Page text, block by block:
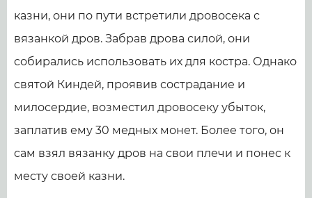
казни, они по пути встретили дровосека с
вязанкой дров. Забрав дрова силой, они
собирались использовать их для костра. Однако
святой Киндей, проявив сострадание и
милосердие, возместил дровосеку убыток,
заплатив ему 30 медных монет. Более того, он
сам взял вязанку дров на свои плечи и понес к
месту своей казни.